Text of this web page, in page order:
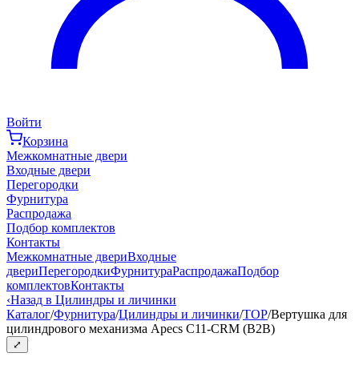
Войти
Корзина
Межкомнатные двери
Входные двери
Перегородки
Фурнитура
Распродажа
Подбор комплектов
Контакты
Межкомнатные двериВходные
двериПерегородкиФурнитураРаспродажаПодбор
комплектовКонтакты
‹Назад в Цилиндры и личинки
Каталог/Фурнитура/Цилиндры и личинки/ТОР/Вертушка для
цилиндрового механизма Apecs C11-CRM (B2B)
⤢